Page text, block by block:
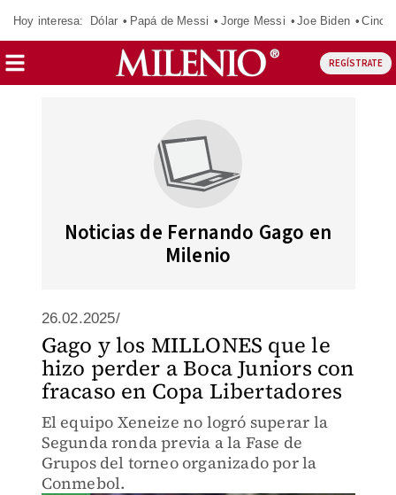
Hoy interesa: Dólar Papá de Messi Jorge Messi Joe Biden
REGÍSTRATE
Noticias de Fernando Gago en
Milenio
26.02.2025/
Gago y los MILLONES que le
hizo perder a Boca Juniors con
fracaso en Copa Libertadores
El equipo Xeneize no logró superar la
Segunda ronda previa a la Fase de
Grupos del torneo organizado por la
Conmebol.